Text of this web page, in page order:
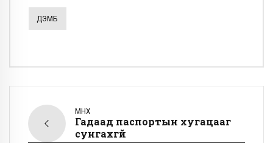
ДЭМБ
ӨМНӨХ
Гадаад паспортын хугацааг
сунгахгүй